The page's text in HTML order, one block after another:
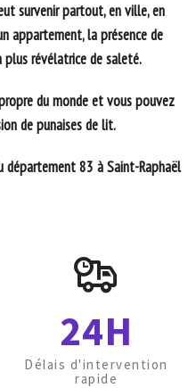
survenir partout, en ville, en
appartement, la présence de
plus révélatrice de saleté.
du monde et vous pouvez
de punaises de lit.
département 83 à Saint-Raphaël
24H
Délais d'intervention
rapide